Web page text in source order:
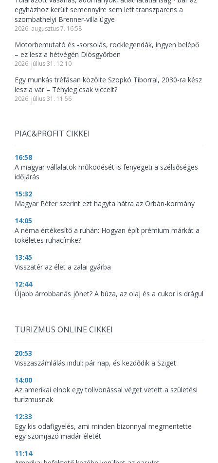
egyházhoz került semennyire sem lett transzparens a
szombathelyi Brenner-villa ügye
2026. augusztus 7. 16:58
Motorbemutató és -sorsolás, rocklegendák, ingyen belépő
– ez lesz a hétvégén Diósgyőrben
2026. július 31. 12:10
Egy munkás tréfásan közölte Szopkó Tiborral, 2030-ra kész
lesz a vár – Tényleg csak viccelt?
2026. július 31. 11:56
PIAC&PROFIT CIKKEI
16:58
A magyar vállalatok működését is fenyegeti a szélsőséges
időjárás
15:32
Magyar Péter szerint ezt hagyta hátra az Orbán-kormány
14:05
A néma értékesítő a ruhán: Hogyan épít prémium márkát a
tökéletes ruhacímke?
13:45
Visszatér az élet a zalai gyárba
12:44
Újabb árrobbanás jöhet? A búza, az olaj és a cukor is drágul
TURIZMUS ONLINE CIKKEI
20:53
Visszaszámlálás indul: pár nap, és kezdődik a Sziget
14:00
Az amerikai elnök egy tollvonással véget vetett a születési
turizmusnak
12:33
Egy kis odafigyelés, ami minden bizonnyal megmentette
egy szomjazó madár életét
11:14